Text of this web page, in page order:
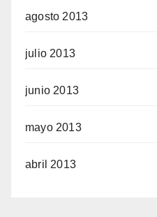
agosto 2013
julio 2013
junio 2013
mayo 2013
abril 2013